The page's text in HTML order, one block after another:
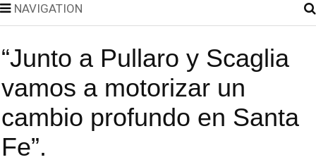
NAVIGATION
“Junto a Pullaro y Scaglia
vamos a motorizar un
cambio profundo en Santa
Fe”.